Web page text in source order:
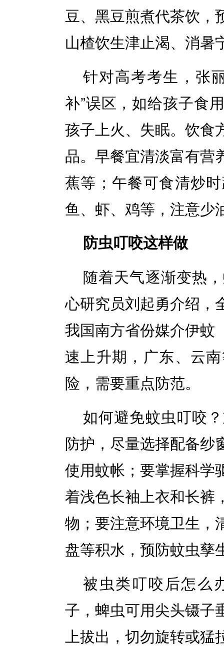
豆、黑豆煎煮代茶饮，
山楂饮生津止渴、消暑
针对高考考生，张
补”误区，如给孩子食
孩子上火、失眠。饮食
品。早餐宜清淡富有营
蕉等；午餐可食清炒
鱼、虾、鸡等，注意少
防虫叮咬这样做
随着天气逐渐变热
心研究员刘起勇介绍，
我国南方省份媒介伊蚊
速上升期，广东、云
险，需要重点防范。
如何避免蚊虫叮咬
防护，尽量选择配备纱
使用蚊帐；要掌握科学
着浅色长袖上衣和长裤
物；要注意环境卫生，
盘等积水，预防蚊虫孳
被虫类叮咬后怎么
子，蜱虫可用尖头镊子
上拔出，切勿旋转或